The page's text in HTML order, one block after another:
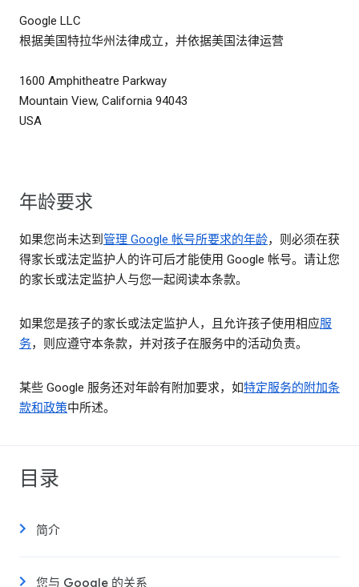
Google LLC
根据美国特拉华州法律成立，并依据美国法律运营
1600 Amphitheatre Parkway
Mountain View, California 94043
USA
年龄要求
如果您尚未达到 管理 Google 帐号所要求的年龄，则必须在获
得家长或法定监护人的许可后才能使用 Google 帐号。请让您
的家长或法定监护人与您一起阅读本条款。
如果您是孩子的家长或法定监护人，且允许孩子使用相应服
务，则应遵守本条款，并对孩子在服务中的活动负责。
某些 Google 服务还对年龄有附加要求，如特定服务的附加条
款和政策中所述。
目录
简介
您与 Google 的关系